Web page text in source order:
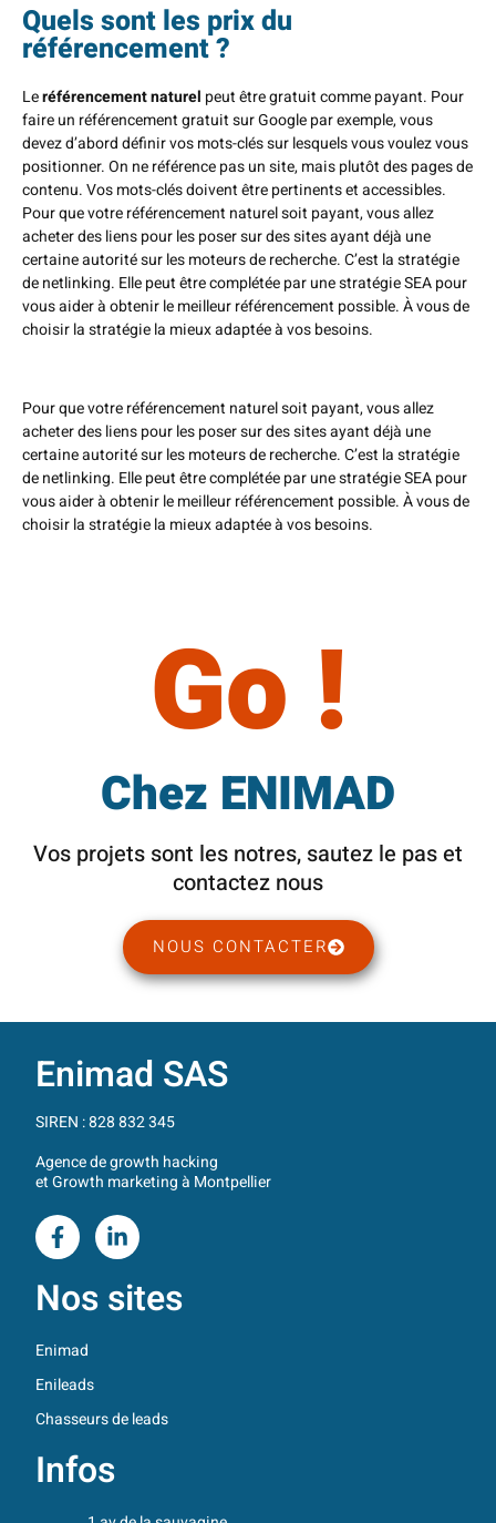
Quels sont les prix du
référencement ?
Leréférencement naturel peut être gratuit comme payant. Pour
faire un référencement gratuit sur Google par exemple, vous
devez d’abord définir vos mots-clés sur lesquels vous voulez vous
positionner. On ne référence pas un site, mais plutôt des pages de
contenu. Vos mots-clés doivent être pertinents et accessibles.
Pour que votre référencement naturel soit payant, vous allez
acheter des liens pour les poser sur des sites ayant déjà une
certaine autorité sur les moteurs de recherche. C’est la stratégie
de netlinking. Elle peut être complétée par une stratégie SEA pour
vous aider à obtenir le meilleur référencement possible. À vous de
choisir la stratégie la mieux adaptée à vos besoins.
Pour que votre référencement naturel soit payant, vous allez
acheter des liens pour les poser sur des sites ayant déjà une
certaine autorité sur les moteurs de recherche. C’est la stratégie
de netlinking. Elle peut être complétée par une stratégie SEA pour
vous aider à obtenir le meilleur référencement possible. À vous de
choisir la stratégie la mieux adaptée à vos besoins.
Go !
Chez ENIMAD
Vos projets sont les notres, sautez le pas et
contactez nous
NOUS CONTACTER
Enimad SAS
SIREN : 828 832 345
Agence de growth hacking
et Growth marketing à Montpellier
Nos sites
Enimad
Enileads
Chasseurs de leads
Infos